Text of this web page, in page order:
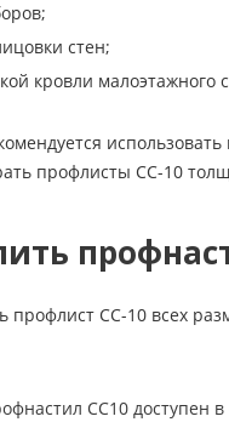
стен;
кровли
профлисты СС-10
профлист СС-10 всех
СС10 доступен